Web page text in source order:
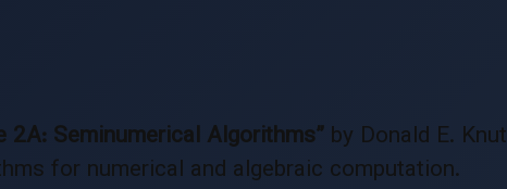
Seminumerical Algorithms” by Donald E.
for numerical and algebraic computation.